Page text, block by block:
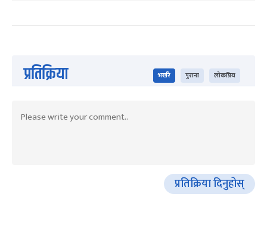
प्रतिक्रिया भर्खरै पुराना लोकप्रिय
प्रतिक्रिया दिनुहोस्